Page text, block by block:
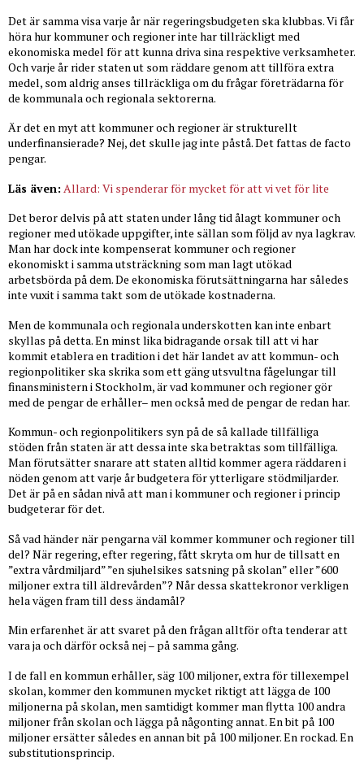
Det är samma visa varje år när regeringsbudgeten ska klubbas. Vi får
höra hur kommuner och regioner inte har tillräckligt med
ekonomiska medel för att kunna driva sina respektive verksamheter.
Och varje år rider staten ut som räddare genom att tillföra extra
medel, som aldrig anses tillräckliga om du frågar företrädarna för
de kommunala och regionala sektorerna.
Är det en myt att kommuner och regioner är strukturellt
underfinansierade? Nej, det skulle jag inte påstå. Det fattas de facto
pengar.
Läs även: Allard: Vi spenderar för mycket för att vi vet för lite
Det beror delvis på att staten under lång tid ålagt kommuner och
regioner med utökade uppgifter, inte sällan som följd av nya lagkrav.
Man har dock inte kompenserat kommuner och regioner
ekonomiskt i samma utsträckning som man lagt utökad
arbetsbörda på dem. De ekonomiska förutsättningarna har således
inte vuxit i samma takt som de utökade kostnaderna.
Men de kommunala och regionala underskotten kan inte enbart
skyllas på detta. En minst lika bidragande orsak till att vi har
kommit etablera en tradition i det här landet av att kommun- och
regionpolitiker ska skrika som ett gäng utsvultna fågelungar till
finansministern i Stockholm, är vad kommuner och regioner gör
med de pengar de erhåller– men också med de pengar de redan har.
Kommun- och regionpolitikers syn på de så kallade tillfälliga
stöden från staten är att dessa inte ska betraktas som tillfälliga.
Man förutsätter snarare att staten alltid kommer agera räddaren i
nöden genom att varje år budgetera för ytterligare stödmiljarder.
Det är på en sådan nivå att man i kommuner och regioner i princip
budgeterar för det.
Så vad händer när pengarna väl kommer kommuner och regioner till
del? När regering, efter regering, fått skryta om hur de tillsatt en
”extra vårdmiljard” ”en sjuhelsikes satsning på skolan” eller ”600
miljoner extra till äldrevården”? Når dessa skattekronor verkligen
hela vägen fram till dess ändamål?
Min erfarenhet är att svaret på den frågan alltför ofta tenderar att
vara ja och därför också nej – på samma gång.
I de fall en kommun erhåller, säg 100 miljoner, extra för tillexempel
skolan, kommer den kommunen mycket riktigt att lägga de 100
miljonerna på skolan, men samtidigt kommer man flytta 100 andra
miljoner från skolan och lägga på någonting annat. En bit på 100
miljoner ersätter således en annan bit på 100 miljoner. En rockad. En
substitutionsprincip.